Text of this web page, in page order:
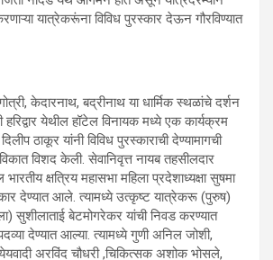
यात्रेकरूंना विविध पुरस्कार देऊन गौरविण्यात
केदारनाथ, बद्रीनाथ या धार्मिक स्थळांचे दर्शन
हरिद्वार येथील हॉटेल विनायक मध्ये एक कार्यक्रम
ठाकूर यांनी विविध पुरस्काराची देण्यामागची
विशद केली. सेवानिवृत्त नायब तहसीलदार
क्षत्रिय महासभा महिला प्रदेशाध्यक्षा सुषमा
देण्यात आले. त्यामध्ये उत्कृष्ट यात्रेकरू (पुरुष)
सुशीलाताई बेटमोगरेकर यांची निवड करण्यात
देण्यात आल्या. त्यामध्ये गुणी अनिल जोशी,
अरविंद चौधरी ,चिकित्सक अशोक भोसले,